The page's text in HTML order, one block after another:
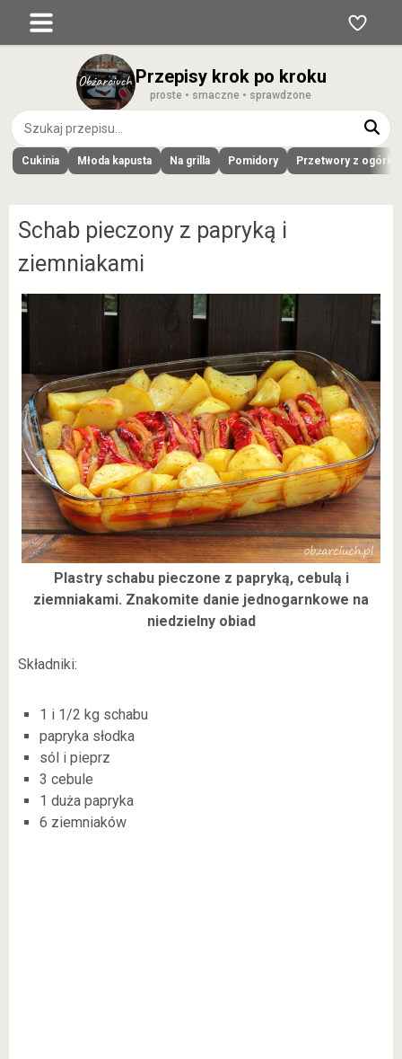
Przepisy krok po kroku
proste • smaczne • sprawdzone
Cukinia Młoda kapusta Na grilla Pomidory Przetwory z
Schab pieczony z papryką i
ziemniakami
Plastry schabu pieczone z papryką, cebulą i
ziemniakami. Znakomite danie jednogarnkowe na
niedzielny obiad
Składniki:
1 i 1/2 kg schabu
papryka słodka
sól i pieprz
3 cebule
1 duża papryka
6 ziemniaków